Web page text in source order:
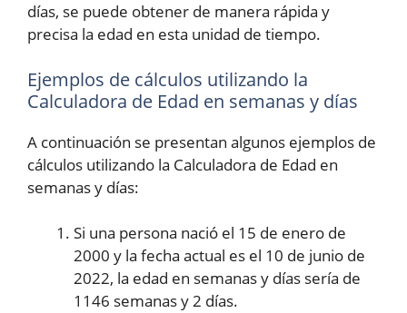
días, se puede obtener de manera rápida y
precisa la edad en esta unidad de tiempo.
Ejemplos de cálculos utilizando la
Calculadora de Edad en semanas y días
A continuación se presentan algunos ejemplos de
cálculos utilizando la Calculadora de Edad en
semanas y días:
Si una persona nació el 15 de enero de
2000 y la fecha actual es el 10 de junio de
2022, la edad en semanas y días sería de
1146 semanas y 2 días.